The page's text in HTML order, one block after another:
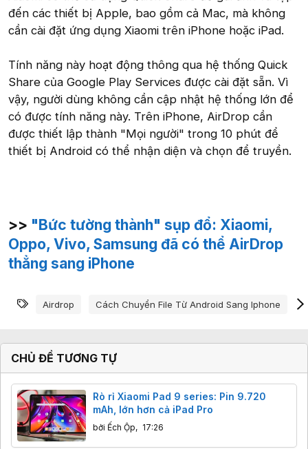
đến các thiết bị Apple, bao gồm cả Mac, mà không
cần cài đặt ứng dụng Xiaomi trên iPhone hoặc iPad.
Tính năng này hoạt động thông qua hệ thống Quick
Share của Google Play Services được cài đặt sẵn. Vì
vậy, người dùng không cần cập nhật hệ thống lớn để
có được tính năng này. Trên iPhone, AirDrop cần
được thiết lập thành "Mọi người" trong 10 phút để
thiết bị Android có thể nhận diện và chọn để truyền.
>> "Bức tường thành" sụp đổ: Xiaomi,
Oppo, Vivo, Samsung đã có thể AirDrop
thẳng sang iPhone
Từ khóa
Airdrop Cách Chuyển File Từ Android Sang Iphone
CHỦ ĐỀ TƯƠNG TỰ
Rò rỉ Xiaomi Pad 9 series: Pin 9.720
mAh, lớn hơn cả iPad Pro
bởi Ếch Ộp, 17:26